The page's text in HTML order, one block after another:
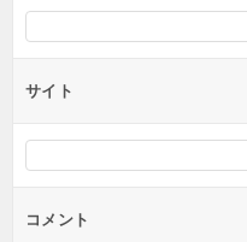
サイト
コメント